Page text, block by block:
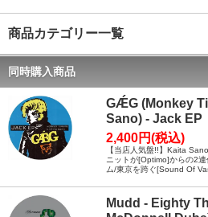
商品カテゴリー一覧
同時購入商品
GǼG (Monkey
Sano) - Jack EP
2,400円(税込)
【当店人気盤!!】Kaita
ニットが[Optimo]からの2
ム/東京を跨ぐ[Sound Of
Mudd - Eighty